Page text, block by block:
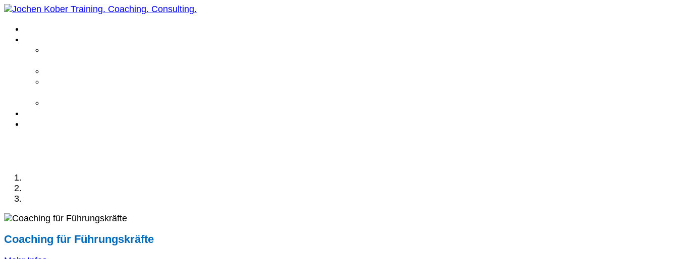
Coaching für Führungskräfte